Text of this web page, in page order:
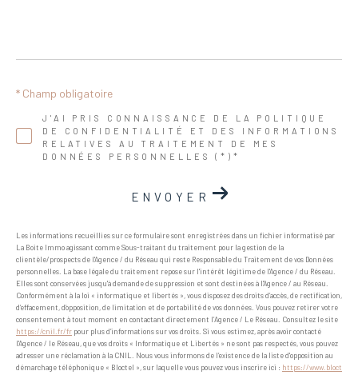
J'AI PRIS CONNAISSANCE DE LA POLITIQUE
DE CONFIDENTIALITÉ ET DES INFORMATIONS
RELATIVES AU TRAITEMENT DE MES
DONNÉES PERSONNELLES (*)*
* Champ obligatoire
ENVOYER
Les informations recueillies sur ce formulaire sont enregistrées dans un fichier informatisé par
La Boite Immo agissant comme Sous-traitant du traitement pour la gestion de la
clientèle/prospects de l'Agence / du Réseau qui reste Responsable du Traitement de vos Données
personnelles. La base légale du traitement repose sur l'intérêt légitime de l'Agence / du Réseau.
Elles sont conservées jusqu'à demande de suppression et sont destinées à l'Agence / au Réseau.
Conformément à la loi « informatique et libertés », vous disposez des droits d’accès, de rectification,
d’effacement, d’opposition, de limitation et de portabilité de vos données. Vous pouvez retirer votre
consentement à tout moment en contactant directement l’Agence / Le Réseau. Consultez le site
https://cnil.fr/fr pour plus d’informations sur vos droits. Si vous estimez, après avoir contacté
l'Agence / le Réseau, que vos droits « Informatique et Libertés » ne sont pas respectés, vous pouvez
adresser une réclamation à la CNIL. Nous vous informons de l’existence de la liste d'opposition au
démarchage téléphonique « Bloctel », sur laquelle vous pouvez vous inscrire ici : https://www.bloct